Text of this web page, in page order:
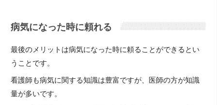
病気になった時に頼れる
最後のメリットは病気になった時に頼ることができるとい
うことです。
看護師も病気に関する知識は豊富ですが、医師の方が知識
量が多いです。